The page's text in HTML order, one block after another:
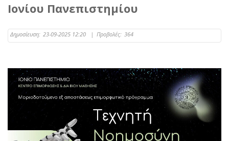
Ιονίου Πανεπιστημίου
Δημοσίευση: 23-09-2025 12:20 | Προβολές: 364